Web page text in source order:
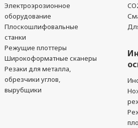
Электроэрозионное
оборудование
Плоскошлифовальные
станки
Режущие плоттеры
Широкоформатные сканеры
Резаки для металла,
обрезчики углов,
вырубщики